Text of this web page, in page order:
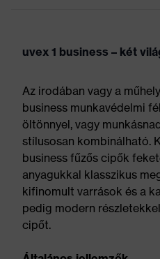
uvex 1 business – két
Az irodában vagy a
business munkavédelmi
öltönnyel, vagy
stílusosan kombinálható.
business fűzős cipők
anyagukkal klasszikus
kifinomult varrások és a
pedig modern
cipőt.